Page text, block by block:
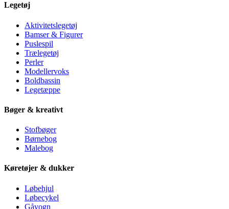
Legetøj
Aktivitetslegetøj
Bamser & Figurer
Puslespil
Trælegetøj
Perler
Modellervoks
Boldbassin
Legetæppe
Bøger & kreativt
Stofbøger
Børnebog
Malebog
Køretøjer & dukker
Løbehjul
Løbecykel
Gåvogn